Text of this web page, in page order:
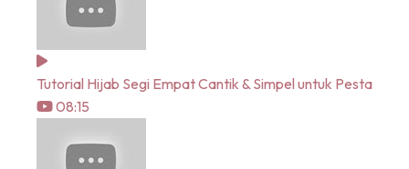
Tutorial Hijab Segi Empat Cantik & Simpel untuk Pesta
08:15